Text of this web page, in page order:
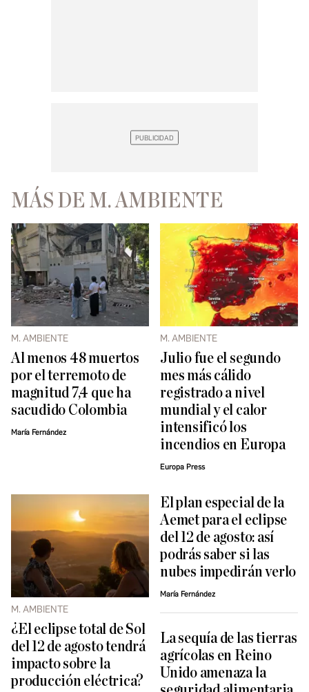
MÁS DE M. AMBIENTE
M. AMBIENTE
Al menos 48 muertos
por el terremoto de
magnitud 7,4 que ha
sacudido Colombia
María Fernández
M. AMBIENTE
Julio fue el segundo
mes más cálido
registrado a nivel
mundial y el calor
intensificó los
incendios en Europa
Europa Press
M. AMBIENTE
¿El eclipse total de Sol
del 12 de agosto tendrá
impacto sobre la
producción eléctrica?
El plan especial de la
Aemet para el eclipse
del 12 de agosto: así
podrás saber si las
nubes impedirán verlo
María Fernández
La sequía de las tierras
agrícolas en Reino
Unido amenaza la